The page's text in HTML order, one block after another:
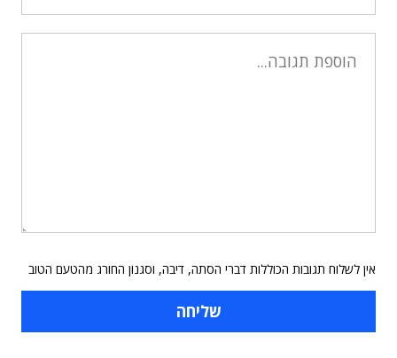
אין לשלוח תגובות הכוללות דברי הסתה, דיבה, וסגנון החורג מהטעם הטוב